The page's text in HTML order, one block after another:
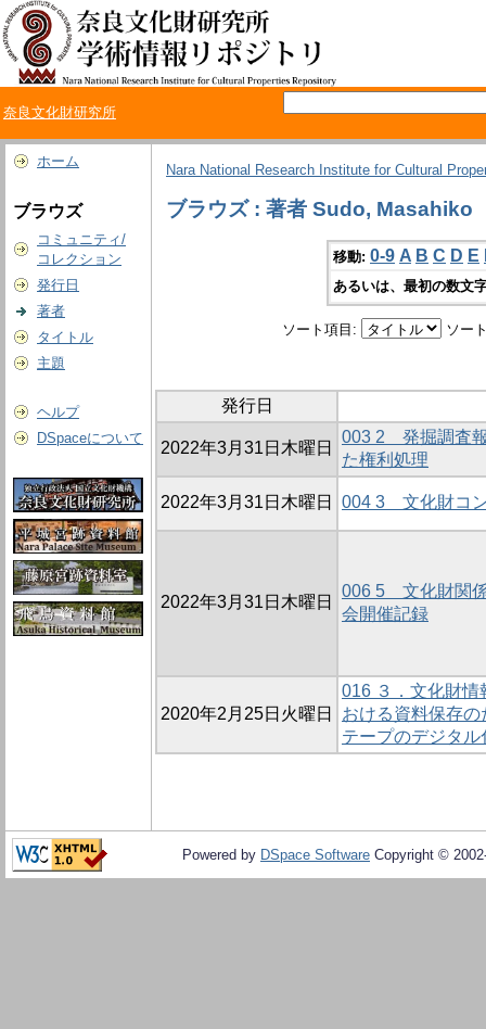
奈良文化財研究所
ホーム
ブラウズ
コミュニティ/
コレクション
発行日
著者
タイトル
主題
ヘルプ
DSpaceについて
Nara National Research Institute for Cultural
ブラウズ : 著者 Sudo, Masahiko
移動: 0-9 A B C D E
あるいは、最初の数文
ソート項目: ソー
発行日
2022年3月31日木曜日
003 2 発掘調査
た権利処理
2022年3月31日木曜日 004 3 文化財コ
2022年3月31日木曜日
006 5 文化財関
会開催記録
2020年2月25日火曜日
016 ３．文化財情
おける資料保存
テープのデジタル
Powered by DSpace Software Copyright ©